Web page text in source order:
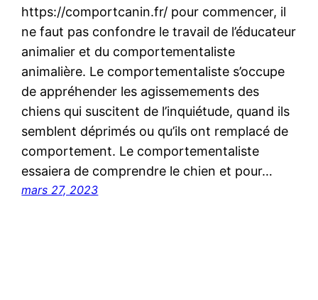
https://comportcanin.fr/ pour commencer, il
ne faut pas confondre le travail de l’éducateur
animalier et du comportementaliste
animalière. Le comportementaliste s’occupe
de appréhender les agissemements des
chiens qui suscitent de l’inquiétude, quand ils
semblent déprimés ou qu’ils ont remplacé de
comportement. Le comportementaliste
essaiera de comprendre le chien et pour…
mars 27, 2023